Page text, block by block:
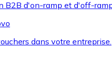
B2B d'on-ramp et d'off-
dans votre entreprise.